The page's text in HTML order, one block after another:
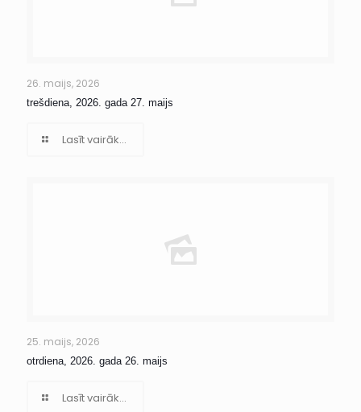
26. maijs, 2026
trešdiena, 2026. gada 27. maijs
Lasīt vairāk...
25. maijs, 2026
otrdiena, 2026. gada 26. maijs
Lasīt vairāk...